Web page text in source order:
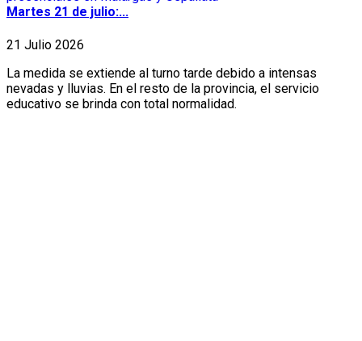
Martes 21 de julio:...
21 Julio 2026
La medida se extiende al turno tarde debido a intensas
nevadas y lluvias. En el resto de la provincia, el servicio
educativo se brinda con total normalidad.